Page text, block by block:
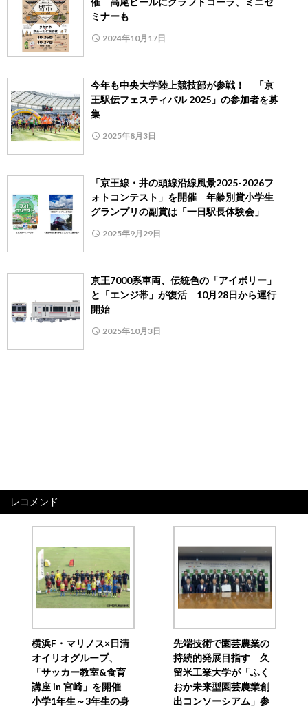
ミナーも
2024年10月17日
今年も中央大学陸上競技部が参戦！ 「京
王駅伝フェスティバル 2025」の参加者を募
集
2025年8月3日
「京王線・井の頭線沿線風景2025-2026フ
ォトコンテスト」を開催 年齢別賞小学生
グランプリの副賞は「一日駅長体験会」
2025年9月29日
京王7000系車両、伝統色の「アイボリー」
と「エンジ帯」が復活 10月28日から運行
開始
2025年10月3日
レコメンド
横浜F・マリノス×日清
オイリオグループ、
「サッカー教室&食育
講座 in 宮崎」を開催
小学1年生～3年生の身
先端技術で園芸農業の
持続的発展目指す 久
留米工業大学が「ふく
おか未来型園芸農業創
出コンソーシアム」参